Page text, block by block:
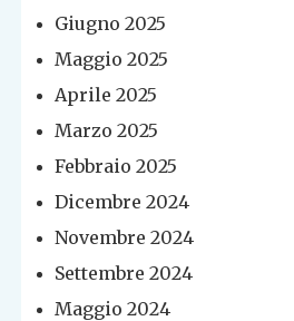
Giugno 2025
Maggio 2025
Aprile 2025
Marzo 2025
Febbraio 2025
Dicembre 2024
Novembre 2024
Settembre 2024
Maggio 2024